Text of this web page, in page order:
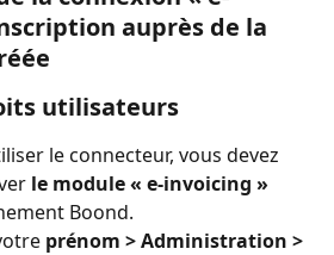
auprès de la
utilisateurs
le connecteur, vous devez
le module « e-invoicing »
Boond.
prénom > Administration >